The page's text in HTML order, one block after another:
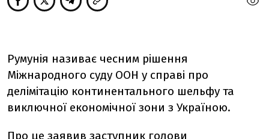
Румунія називає чесним рішення
Міжнародного суду ООН у справі про
делімітацію континентального шельфу та
виключної економічної зони з Україною.
Про це заявив заступник голови